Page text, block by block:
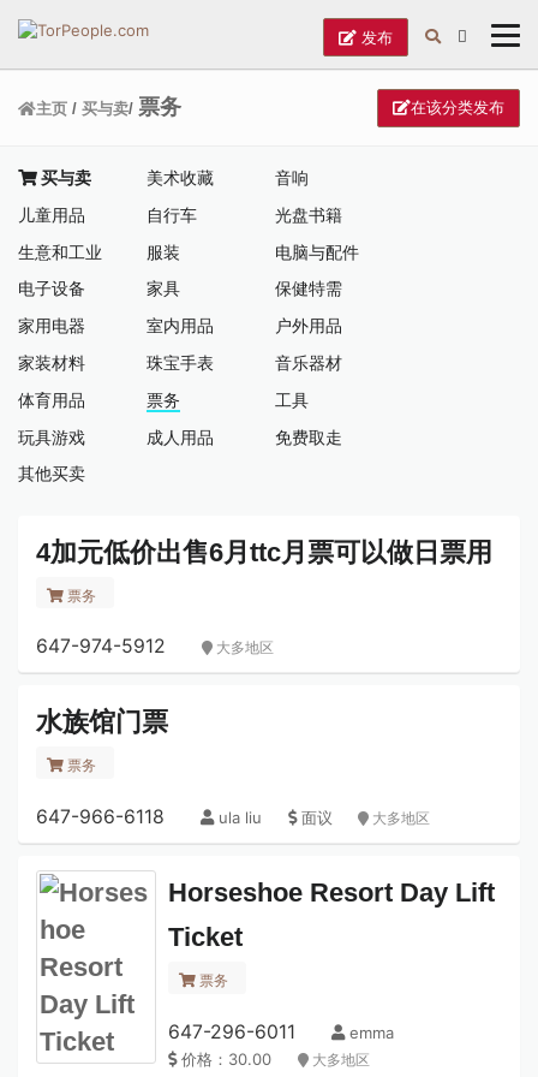
发布
主页 / 买与卖/ 票务 在该分类发布
买与卖 美术收藏
音响
儿童用品
自行车
光盘书籍
生意和工业
服装
电脑与配件
电子设备
家具
保健特需
家用电器
室内用品
户外用品
家装材料
珠宝手表
音乐器材
体育用品
票务
工具
玩具游戏
成人用品
免费取走
其他买卖
4加元低价出售6月ttc月票可以做日票用
票务
647-974-5912 大多地区
水族馆门票
票务
647-966-6118 ula liu 面议 大多地区
Horseshoe Resort Day Lift
Ticket
票务
647-296-6011
emma
价格：30.00
大多地区